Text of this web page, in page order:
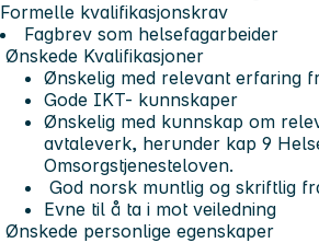
Formelle kvalifikasjonskrav
Fagbrev som helsefagarbeider
Ønskede Kvalifikasjoner
Ønskelig med relevant erfaring
Gode IKT- kunnskaper
Ønskelig med kunnskap om
avtaleverk, herunder kap 9
Omsorgstjenesteloven.
God norsk muntlig og skriftlig
Evne til å ta i mot veiledning
Ønskede personlige egenskaper